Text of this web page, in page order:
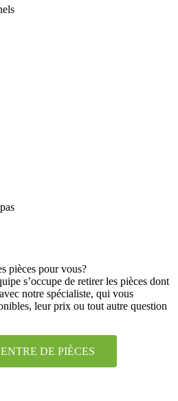
pièces pour vous?
s’occupe de retirer les pièces dont
notre spécialiste, qui vous
leur prix ou tout autre question
DE PIÈCES